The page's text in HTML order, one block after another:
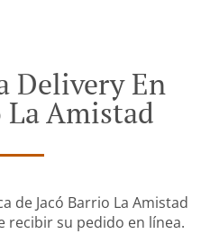
Delivery En
La Amistad
de Jacó Barrio La Amistad
recibir su pedido en línea.